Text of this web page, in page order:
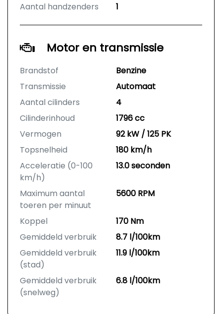
Aantal handzenders
1
Motor en transmissie
Brandstof
Benzine
Transmissie
Automaat
Aantal cilinders
4
Cilinderinhoud
1796 cc
Vermogen
92 kW / 125 PK
Topsnelheid
180 km/h
Acceleratie (0-100
km/h)
13.0 seconden
Maximum aantal
toeren per minuut
5600 RPM
Koppel
170 Nm
Gemiddeld verbruik
8.7 l/100km
Gemiddeld verbruik
(stad)
11.9 l/100km
Gemiddeld verbruik
(snelweg)
6.8 l/100km